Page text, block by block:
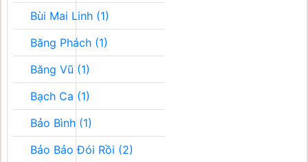
Bùi Mai Linh (1)
Băng Phách (1)
Băng Vũ (1)
Bạch Ca (1)
Bảo Bình (1)
Bảo Bảo Đói Rồi (2)